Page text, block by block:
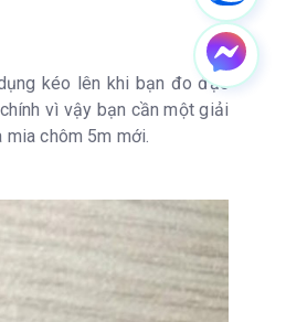
kéo lên khi bạn đo đạc
vì vậy bạn cần một giải
chôm 5m mới.